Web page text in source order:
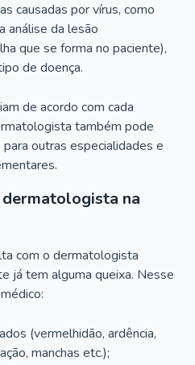
causadas por vírus, como
análise da lesão
que se forma no paciente),
de doença.
de acordo com cada
também pode
outras especialidades e
na
com o dermatologista
já tem alguma queixa. Nesse
(vermelhidão, ardência,
manchas etc.);